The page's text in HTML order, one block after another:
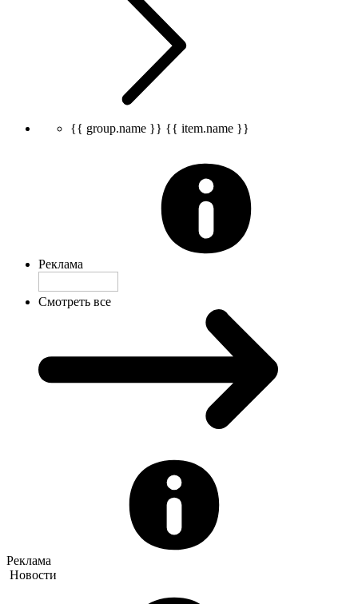
{{ group.name }} {{ item.name }}
Реклама
Смотреть все
Реклама
Новости